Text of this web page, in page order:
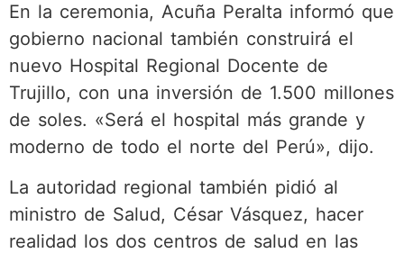
En la ceremonia, Acuña Peralta informó que
gobierno nacional también construirá el
nuevo Hospital Regional Docente de
Trujillo, con una inversión de 1.500 millones
de soles. «Será el hospital más grande y
moderno de todo el norte del Perú», dijo.
La autoridad regional también pidió al
ministro de Salud, César Vásquez, hacer
realidad los dos centros de salud en las